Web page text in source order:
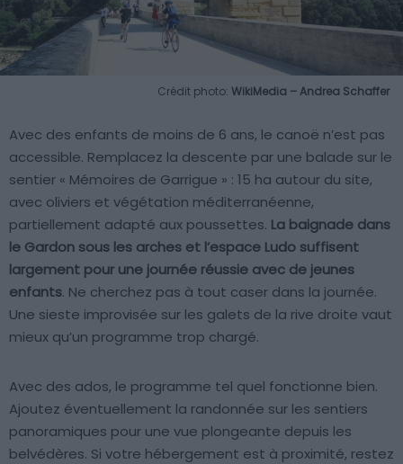
Crédit photo: WikiMedia – Andrea Schaffer
Avec des enfants de moins de 6 ans, le canoë n’est pas
accessible. Remplacez la descente par une balade sur le
sentier « Mémoires de Garrigue » : 15 ha autour du site,
avec oliviers et végétation méditerranéenne,
partiellement adapté aux poussettes. La baignade dans
le Gardon sous les arches et l’espace Ludo suffisent
largement pour une journée réussie avec de jeunes
enfants. Ne cherchez pas à tout caser dans la journée.
Une sieste improvisée sur les galets de la rive droite vaut
mieux qu’un programme trop chargé.
Avec des ados, le programme tel quel fonctionne bien.
Ajoutez éventuellement la randonnée sur les sentiers
panoramiques pour une vue plongeante depuis les
belvédères. Si votre hébergement est à proximité, restez